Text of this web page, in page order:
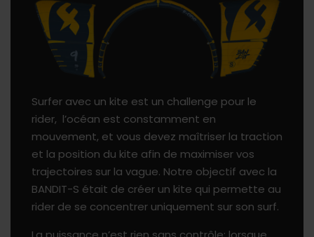
Surfer avec un kite est un challenge pour le
rider, l’océan est constamment en
mouvement, et vous devez maîtriser la traction
et la position du kite afin de maximiser vos
trajectoires sur la vague. Notre objectif avec la
BANDIT-S était de créer un kite qui permette au
rider de se concentrer uniquement sur son surf.